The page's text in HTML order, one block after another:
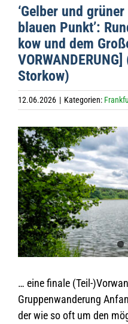
‘Gel­ber und
blauen Punkt’:
kow und dem
Storkow)
12.06.2026 | Kategorien:
Zeige
grösseres
Bild
… eine finale (Teil-
Grup­pen­wan­de­rung
der wie so oft um den